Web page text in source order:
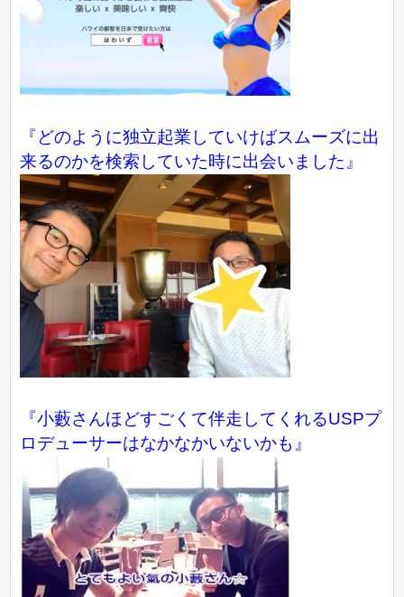
『どのように独立起業していけばスムーズに出
来るのかを検索していた時に出会いました』
『小藪さんほどすごくて伴走してくれるUSPプ
ロデューサーはなかなかいないかも』